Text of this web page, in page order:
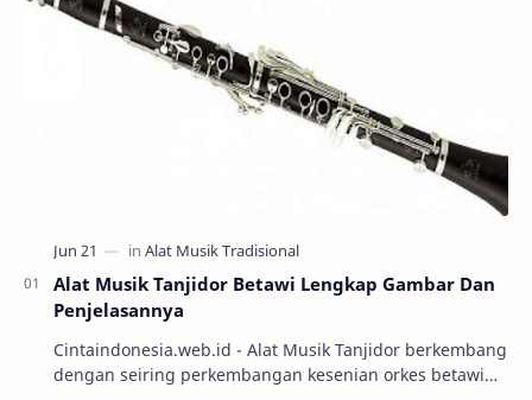
Alat Musik Tanjidor Betawi Lengkap Gambar Dan
Penjelasannya
Cintaindonesia.web.id - Alat Musik Tanjidor berkembang
dengan seiring perkembangan kesenian orkes betawi